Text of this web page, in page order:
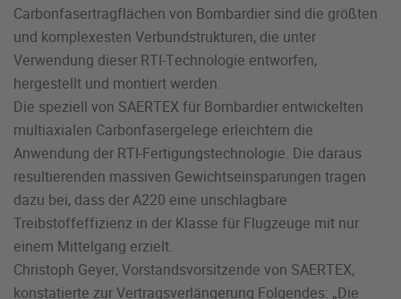
Carbonfasertragflächen von Bombardier sind die größten
und komplexesten Verbundstrukturen, die unter
Verwendung dieser RTI-Technologie entworfen,
hergestellt und montiert werden.
Die speziell von SAERTEX für Bombardier entwickelten
multiaxialen Carbonfasergelege erleichtern die
Anwendung der RTI-Fertigungstechnologie. Die daraus
resultierenden massiven Gewichtseinsparungen tragen
dazu bei, dass der A220 eine unschlagbare
Treibstoffeffizienz in der Klasse für Flugzeuge mit nur
einem Mittelgang erzielt.
Christoph Geyer, Vorstandsvorsitzende von SAERTEX,
konstatierte zur Vertragsverlängerung Folgendes: „Die